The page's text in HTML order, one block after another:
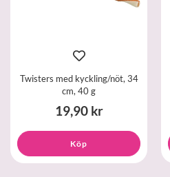
Twisters med kyckling/nöt, 34
cm, 40 g
19,90 kr
Köp